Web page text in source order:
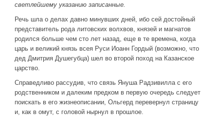
светлейшему указанию записанные.
Речь шла о делах давно минувших дней, ибо сей достойный
представитель рода литовских волхвов, князей и магнатов
родился больше чем сто лет назад, еще в те времена, когда
царь и великий князь всея Руси Иоанн Гордый (возможно, что
дед Дмитрия Душегубца) шел во второй поход на Казанское
царство.
Справедливо рассудив, что связь Януша Радзивилла с его
родственником и далеким предком в первую очередь следует
поискать в его жизнеописании, Ольгерд перевернул страницу
и, как в омут, с головой нырнул в прошлое.